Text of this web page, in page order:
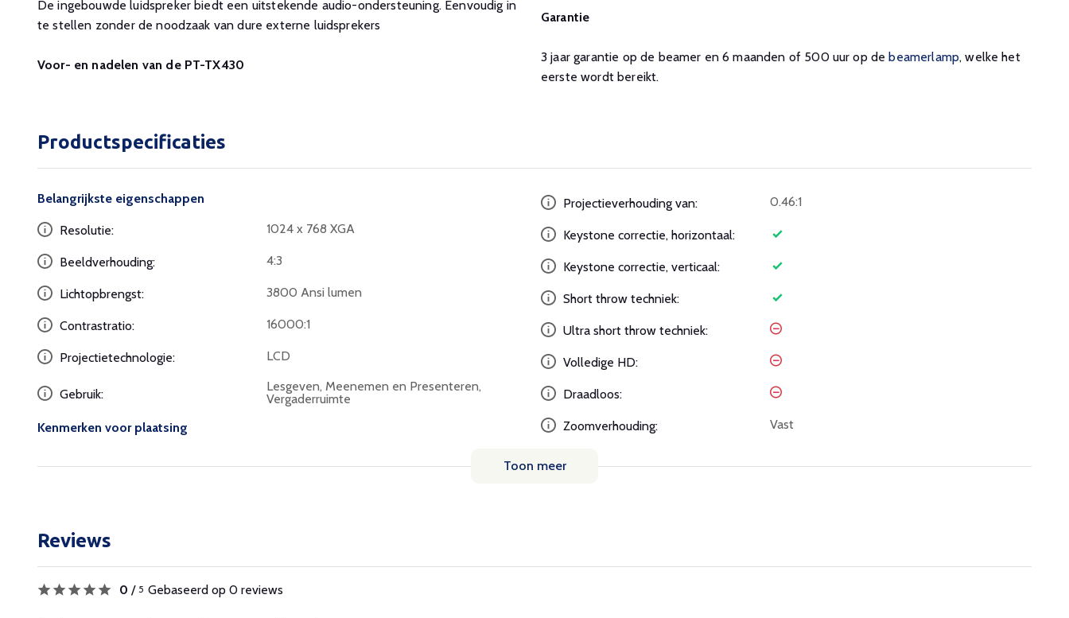
De ingebouwde luidspreker biedt een uitstekende audio-ondersteuning. Eenvoudig in
te stellen zonder de noodzaak van dure externe luidsprekers
Voor- en nadelen van de PT-TX430
Garantie
3 jaar garantie op de beamer en 6 maanden of 500 uur op debeamerlamp, welke het
eerste wordt bereikt.
Productspecificaties
Belangrijkste eigenschappen
Resolutie: 1024 x 768 XGA
Beeldverhouding: 4:3
Lichtopbrengst: 3800 Ansi lumen
Contrastratio: 16000:1
Projectietechnologie: LCD
Gebruik:
Lesgeven, Meenemen en Presenteren,
Vergaderruimte
Kenmerken voor plaatsing
Projectieverhouding van: 0.46:1
Keystone correctie, horizontaal:
Keystone correctie, verticaal:
Short throw techniek:
Ultra short throw techniek:
Volledige HD:
Draadloos:
Zoomverhouding: Vast
Toon meer
Reviews
0 / 5 Gebaseerd op 0 reviews